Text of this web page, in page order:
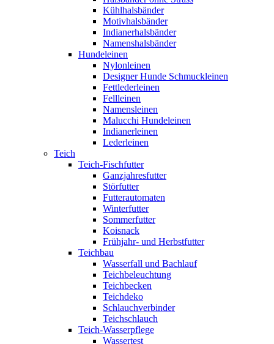
Kühlhalsbänder
Motivhalsbänder
Indianerhalsbänder
Namenshalsbänder
Hundeleinen
Nylonleinen
Designer Hunde Schmuckleinen
Fettlederleinen
Fellleinen
Namensleinen
Malucchi Hundeleinen
Indianerleinen
Lederleinen
Teich
Teich-Fischfutter
Ganzjahresfutter
Störfutter
Futterautomaten
Winterfutter
Sommerfutter
Koisnack
Frühjahr- und Herbstfutter
Teichbau
Wasserfall und Bachlauf
Teichbeleuchtung
Teichbecken
Teichdeko
Schlauchverbinder
Teichschlauch
Teich-Wasserpflege
Wassertest